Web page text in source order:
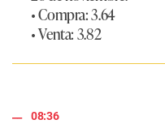
• Compra: 3.64
• Venta: 3.82
08:36